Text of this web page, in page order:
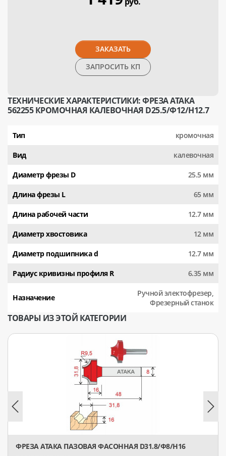
ЗАКАЗАТЬ
ЗАПРОСИТЬ КП
ТЕХНИЧЕСКИЕ ХАРАКТЕРИСТИКИ: ФРЕЗА АТАКА
562255 КРОМОЧНАЯ КАЛЕВОЧНАЯ D25.5/Ф12/H12.7
Тип кромочная
Вид калевочная
Диаметр фрезы D 25.5 мм
Длина фрезы L 65 мм
Длина рабочей части 12.7 мм
Диаметр хвостовика 12 мм
Диаметр подшипника d 12.7 мм
Радиус кривизны профиля R 6.35 мм
Назначение
Ручной электофрезер,
Фрезерный станок
ТОВАРЫ ИЗ ЭТОЙ КАТЕГОРИИ
ФРЕЗА АТАКА ПАЗОВАЯ ФАСОННАЯ D31.8/Ф8/H16